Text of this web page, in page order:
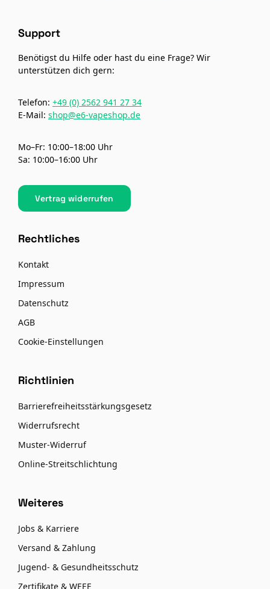
Support
Benötigst du Hilfe oder hast du eine Frage? Wir
unterstützen dich gern:
Telefon: +49 (0) 2562 941 27 34
E-Mail: shop@e6-vapeshop.de
Mo–Fr: 10:00–18:00 Uhr
Sa: 10:00–16:00 Uhr
Vertrag widerrufen
Rechtliches
Kontakt
Impressum
Datenschutz
AGB
Cookie-Einstellungen
Richtlinien
Barrierefreiheitsstärkungsgesetz
Widerrufsrecht
Muster-Widerruf
Online-Streitschlichtung
Weiteres
Jobs & Karriere
Versand & Zahlung
Jugend- & Gesundheitsschutz
Zertifikate & WEEE